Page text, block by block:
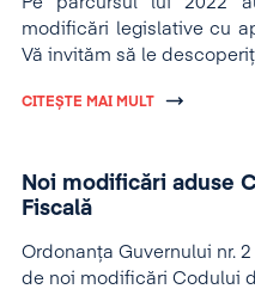
modificări legislative cu
Vă invităm să le
CITEȘTE MAI MULT
Noi modificări aduse
Fiscală
Ordonanţa Guvernului nr.
de noi modificări Codului